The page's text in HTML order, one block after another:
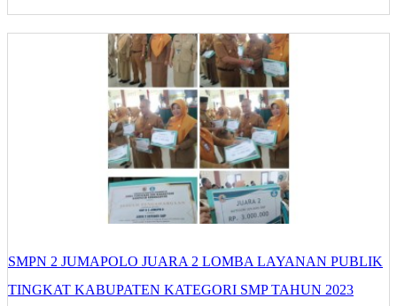
SMPN 2 JUMAPOLO JUARA 2 LOMBA LAYANAN PUBLIK
TINGKAT KABUPATEN KATEGORI SMP TAHUN 2023